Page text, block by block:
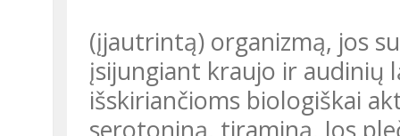
(įjautrintą) organizmą, jos
įsijungiant kraujo ir audinių
išskiriančioms biologiškai
serotoniną, tiraminą. Jos